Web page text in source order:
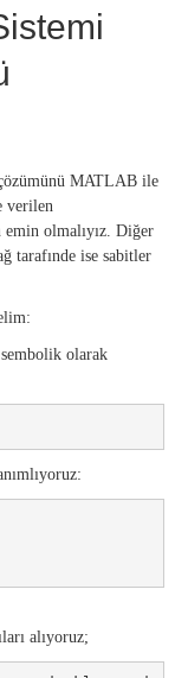
MATLAB ile
verilen
olmalıyız. Diğer
tarafınde ise sabitler
olarak
alıyoruz;